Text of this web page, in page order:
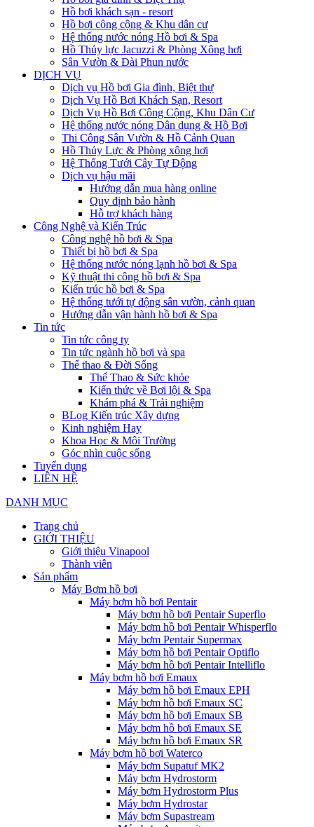
Hồ bơi khách sạn - resort
Hồ bơi công cộng & Khu dân cư
Hệ thống nước nóng Hồ bơi & Spa
Hồ Thủy lực Jacuzzi & Phòng Xông hơi
Sân Vườn & Đài Phun nước
DỊCH VỤ
Dịch vụ Hồ bơi Gia đình, Biệt thự
Dịch Vụ Hồ Bơi Khách Sạn, Resort
Dịch Vụ Hồ Bơi Công Cộng, Khu Dân Cư
Hệ thống nước nóng Dân dụng & Hồ Bơi
Thi Công Sân Vườn & Hồ Cảnh Quan
Hồ Thủy Lực & Phòng xông hơi
Hệ Thống Tưới Cây Tự Động
Dịch vụ hậu mãi
Hướng dẫn mua hàng online
Quy định bảo hành
Hỗ trợ khách hàng
Công Nghệ và Kiến Trúc
Công nghệ hồ bơi & Spa
Thiết bị hồ bơi & Spa
Hệ thống nước nóng lạnh hồ bơi & Spa
Kỹ thuật thi công hồ bơi & Spa
Kiến trúc hồ bơi & Spa
Hệ thống tưới tự động sân vườn, cảnh quan
Hướng dẫn vận hành hồ bơi & Spa
Tin tức
Tin tức công ty
Tin tức ngành hồ bơi và spa
Thể thao & Đời Sống
Thể Thao & Sức khỏe
Kiến thức về Bơi lội & Spa
Khám phá & Trải nghiệm
BLog Kiến trúc Xây dựng
Kinh nghiệm Hay
Khoa Học & Môi Trường
Góc nhìn cuộc sống
Tuyển dụng
LIÊN HỆ
DANH MỤC
Trang chủ
GIỚI THIỆU
Giới thiệu Vinapool
Thành viên
Sản phẩm
Máy Bơm hồ bơi
Máy bơm hồ bơi Pentair
Máy bơm hồ bơi Pentair Superflo
Máy bơm hồ bơi Pentair Whisperflo
Máy bơm Pentair Supermax
Máy bơm hồ bơi Pentair Optiflo
Máy bơm hồ bơi Pentair Intelliflo
Máy bơm hồ bơi Emaux
Máy bơm hồ bơi Emaux EPH
Máy bơm hồ bơi Emaux SC
Máy bơm hồ bơi Emaux SB
Máy bơm hồ bơi Emaux SE
Máy bơm hồ bơi Emaux SR
Máy bơm hồ bơi Waterco
Máy bơm Supatuf MK2
Máy bơm Hydrostorm
Máy bơm Hydrostorm Plus
Máy bơm Hydrostar
Máy bơm Supastream